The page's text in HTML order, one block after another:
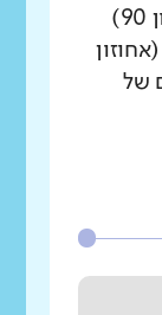
התלמידים בעשירון העליון (אחוזון 90)
של